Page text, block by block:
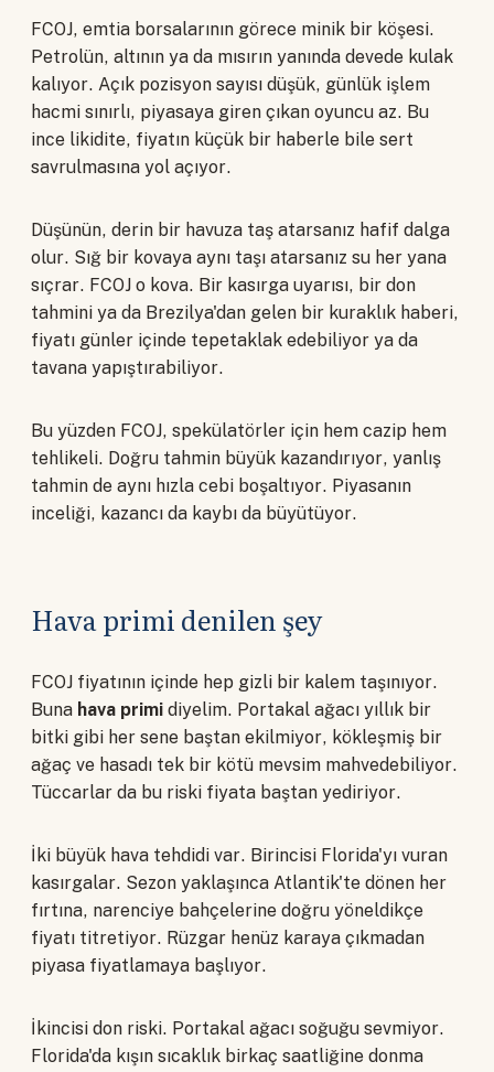
FCOJ, emtia borsalarının görece minik bir köşesi.
Petrolün, altının ya da mısırın yanında devede kulak
kalıyor. Açık pozisyon sayısı düşük, günlük işlem
hacmi sınırlı, piyasaya giren çıkan oyuncu az. Bu
ince likidite, fiyatın küçük bir haberle bile sert
savrulmasına yol açıyor.
Düşünün, derin bir havuza taş atarsanız hafif dalga
olur. Sığ bir kovaya aynı taşı atarsanız su her yana
sıçrar. FCOJ o kova. Bir kasırga uyarısı, bir don
tahmini ya da Brezilya'dan gelen bir kuraklık haberi,
fiyatı günler içinde tepetaklak edebiliyor ya da
tavana yapıştırabiliyor.
Bu yüzden FCOJ, spekülatörler için hem cazip hem
tehlikeli. Doğru tahmin büyük kazandırıyor, yanlış
tahmin de aynı hızla cebi boşaltıyor. Piyasanın
inceliği, kazancı da kaybı da büyütüyor.
Hava primi denilen şey
FCOJ fiyatının içinde hep gizli bir kalem taşınıyor.
Buna hava primi diyelim. Portakal ağacı yıllık bir
bitki gibi her sene baştan ekilmiyor, kökleşmiş bir
ağaç ve hasadı tek bir kötü mevsim mahvedebiliyor.
Tüccarlar da bu riski fiyata baştan yediriyor.
İki büyük hava tehdidi var. Birincisi Florida'yı vuran
kasırgalar. Sezon yaklaşınca Atlantik'te dönen her
fırtına, narenciye bahçelerine doğru yöneldikçe
fiyatı titretiyor. Rüzgar henüz karaya çıkmadan
piyasa fiyatlamaya başlıyor.
İkincisi don riski. Portakal ağacı soğuğu sevmiyor.
Florida'da kışın sıcaklık birkaç saatliğine donma